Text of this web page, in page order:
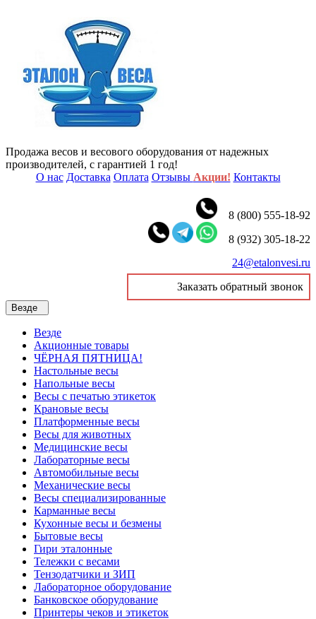
Продажа весов и весового оборудования от надежных
производителей, с гарантией 1 год!
О нас Доставка Оплата Отзывы Акции! Контакты
8 (800) 555-18-92
8 (932) 305-18-22
24@etalonvesi.ru
Заказать обратный звонок
Везде
Везде
Акционные товары
ЧЁРНАЯ ПЯТНИЦА!
Настольные весы
Напольные весы
Весы с печатью этикеток
Крановые весы
Платформенные весы
Весы для животных
Медицинские весы
Лабораторные весы
Автомобильные весы
Механические весы
Весы специализированные
Карманные весы
Кухонные весы и безмены
Бытовые весы
Гири эталонные
Тележки с весами
Тензодатчики и ЗИП
Лабораторное оборудование
Банковское оборудование
Принтеры чеков и этикеток